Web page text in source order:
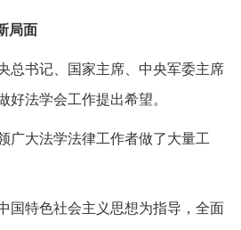
局面
总书记、国家主席、中央军委主席
法学会工作提出希望。
广大法学法律工作者做了大量工
国特色社会主义思想为指导，全面